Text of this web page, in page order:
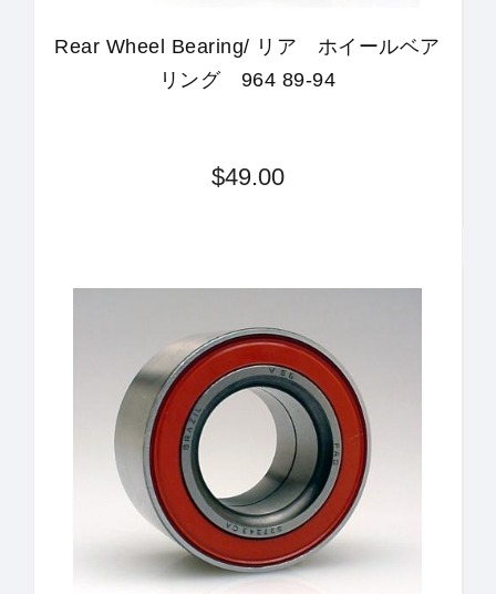
Rear Wheel Bearing/ リア ホイールベア
リング 964 89-94
$49.00